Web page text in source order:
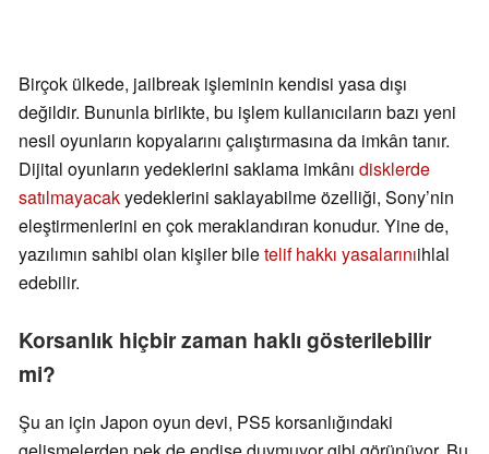
Birçok ülkede, jailbreak işleminin kendisi yasa dışı
değildir. Bununla birlikte, bu işlem kullanıcıların bazı yeni
nesil oyunların kopyalarını çalıştırmasına da imkân tanır.
Dijital oyunların yedeklerini saklama imkânı disklerde
satılmayacakyedeklerini saklayabilme özelliği, Sony’nin
eleştirmenlerini en çok meraklandıran konudur. Yine de,
yazılımın sahibi olan kişiler biletelif hakkı yasalarınıihlal
edebilir.
Korsanlık hiçbir zaman haklı gösterilebilir
mi?
Şu an için Japon oyun devi, PS5 korsanlığındaki